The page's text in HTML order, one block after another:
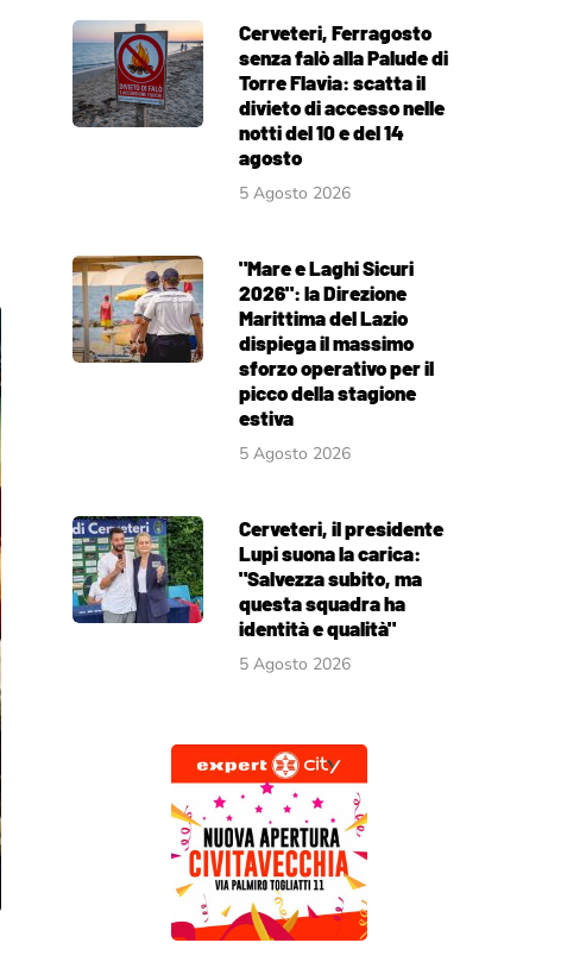
Cerveteri, Ferragosto
senza falò alla Palude di
Torre Flavia: scatta il
divieto di accesso nelle
notti del 10 e del 14
agosto
5 Agosto 2026
"Mare e Laghi Sicuri
2026": la Direzione
Marittima del Lazio
dispiega il massimo
sforzo operativo per il
picco della stagione
estiva
5 Agosto 2026
Cerveteri, il presidente
Lupi suona la carica:
"Salvezza subito, ma
questa squadra ha
identità e qualità"
5 Agosto 2026